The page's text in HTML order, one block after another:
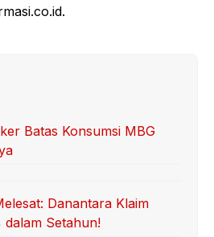
Batas Konsumsi MBG
Danantara Klaim
Setahun!